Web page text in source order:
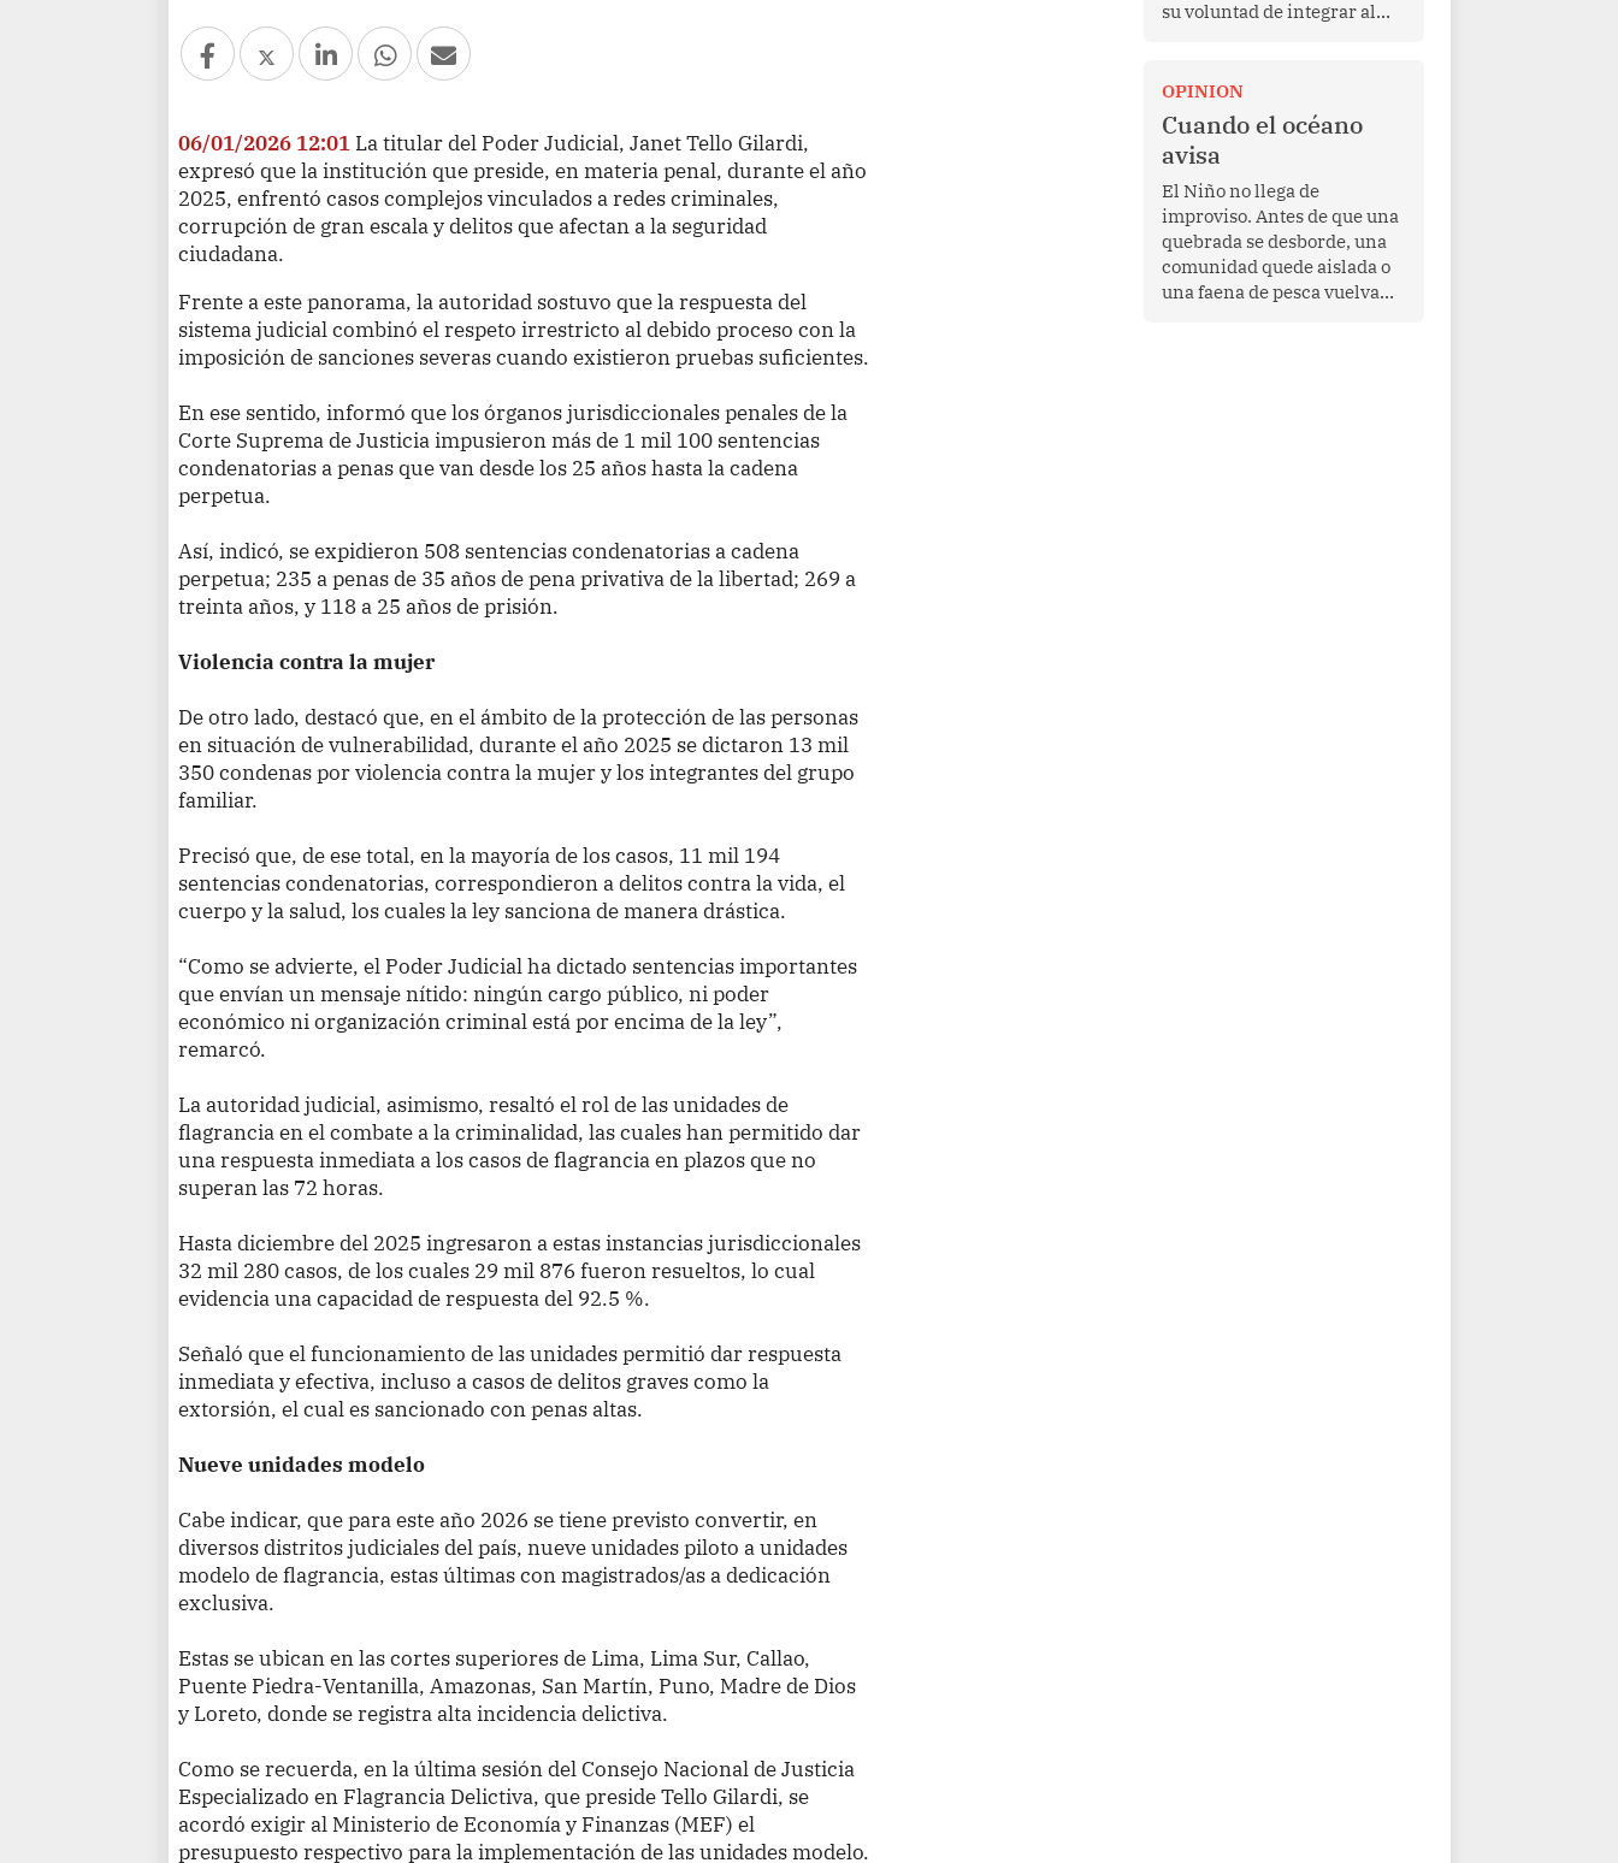
06/01/2026 12:01 La titular del Poder Judicial, Janet Tello Gilardi,
expresó que la institución que preside, en materia penal, durante el año
2025, enfrentó casos complejos vinculados a redes criminales,
corrupción de gran escala y delitos que afectan a la seguridad
ciudadana.
Frente a este panorama, la autoridad sostuvo que la respuesta del
sistema judicial combinó el respeto irrestricto al debido proceso con la
imposición de sanciones severas cuando existieron pruebas suficientes.
En ese sentido, informó que los órganos jurisdiccionales penales de la
Corte Suprema de Justicia impusieron más de 1 mil 100 sentencias
condenatorias a penas que van desde los 25 años hasta la cadena
perpetua.
Así, indicó, se expidieron 508 sentencias condenatorias a cadena
perpetua; 235 a penas de 35 años de pena privativa de la libertad; 269 a
treinta años, y 118 a 25 años de prisión.
Violencia contra la mujer
De otro lado, destacó que, en el ámbito de la protección de las personas
en situación de vulnerabilidad, durante el año 2025 se dictaron 13 mil
350 condenas por violencia contra la mujer y los integrantes del grupo
familiar.
Precisó que, de ese total, en la mayoría de los casos, 11 mil 194
sentencias condenatorias, correspondieron a delitos contra la vida, el
cuerpo y la salud, los cuales la ley sanciona de manera drástica.
“Como se advierte, el Poder Judicial ha dictado sentencias importantes
que envían un mensaje nítido: ningún cargo público, ni poder
económico ni organización criminal está por encima de la ley”,
remarcó.
La autoridad judicial, asimismo, resaltó el rol de las unidades de
flagrancia en el combate a la criminalidad, las cuales han permitido dar
una respuesta inmediata a los casos de flagrancia en plazos que no
superan las 72 horas.
Hasta diciembre del 2025 ingresaron a estas instancias jurisdiccionales
32 mil 280 casos, de los cuales 29 mil 876 fueron resueltos, lo cual
evidencia una capacidad de respuesta del 92.5 %.
Señaló que el funcionamiento de las unidades permitió dar respuesta
inmediata y efectiva, incluso a casos de delitos graves como la
extorsión, el cual es sancionado con penas altas.
Nueve unidades modelo
Cabe indicar, que para este año 2026 se tiene previsto convertir, en
diversos distritos judiciales del país, nueve unidades piloto a unidades
modelo de flagrancia, estas últimas con magistrados/as a dedicación
exclusiva.
Estas se ubican en las cortes superiores de Lima, Lima Sur, Callao,
Puente Piedra-Ventanilla, Amazonas, San Martín, Puno, Madre de Dios
y Loreto, donde se registra alta incidencia delictiva.
Como se recuerda, en la última sesión del Consejo Nacional de Justicia
Especializado en Flagrancia Delictiva, que preside Tello Gilardi, se
acordó exigir al Ministerio de Economía y Finanzas (MEF) el
presupuesto respectivo para la implementación de las unidades modelo.
su voluntad de integrar al
en marzo de este año por el
mandatario estadounidense
Donald Trump, con el fin de
enfrentar al crimen
transnacional organizado y
al tráfico de drogas.
OPINION
Cuando el océano
avisa
El Niño no llega de
improviso. Antes de que una
quebrada se desborde, una
comunidad quede aislada o
una faena de pesca vuelva